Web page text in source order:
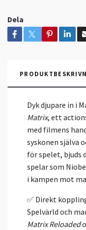
Dela
Dyk djupare in i
Matrix, ett
med filmens
syskonen själva
för spelet, bjuds
spelar som
i kampen mot
✅ Direkt
Spelvärld och
Matrix Reloaded